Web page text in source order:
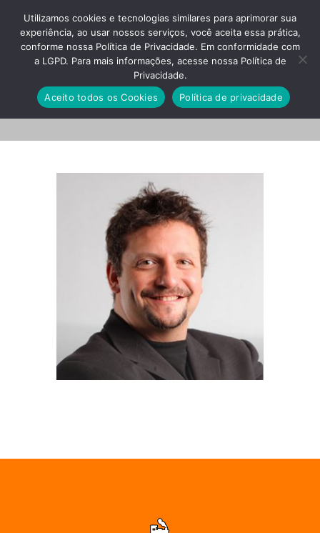
Untitled-7
Utilizamos cookies e tecnologias similares para aprimorar sua
experiência, ao usar nossos serviços, você aceita essa prática,
conforme nossa Política de Privacidade. Em conformidade com
a LGPD. Para mais informações, acesse nossa Política de
Privacidade.
Aceito todos os Cookies
Política de privacidade